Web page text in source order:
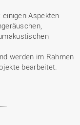
Aspekten
werden im Rahmen
bearbeitet.